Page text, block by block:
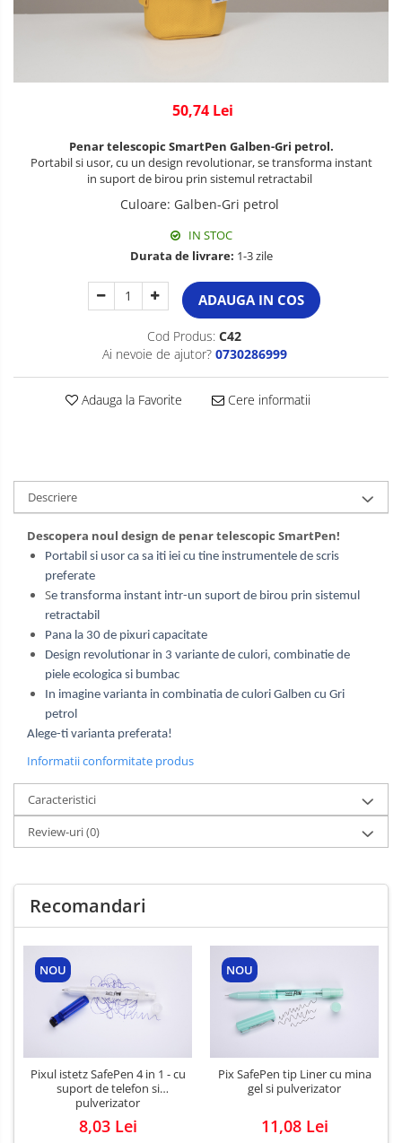
50,74 Lei
Penar telescopic SmartPen Galben-Gri petrol.
Portabil si usor, cu un design revolutionar, se transforma instant
in suport de birou prin sistemul retractabil
Culoare: Galben-Gri petrol
IN STOC
Durata de livrare: 1-3 zile
ADAUGA IN COS
Cod Produs: C42
Ai nevoie de ajutor? 0730286999
Adauga la Favorite Cere informatii
Descriere
Descopera noul design de penar telescopic SmartPen!
Portabil si usor ca sa iti iei cu tine instrumentele de scris
preferate
Se transforma instant intr-un suport de birou prin sistemul
retractabil
Pana la 30 de pixuri capacitate
Design revolutionar in 3 variante de culori, combinatie de
piele ecologica si bumbac
In imagine varianta in combinatia de culori Galben cu Gri
petrol
Alege-ti varianta preferata!
Informatii conformitate produs
Caracteristici
Review-uri(0)
Recomandari
NOU
Pixul istetz SafePen 4 in 1 - cu
suport de telefon si
pulverizator
8,03 Lei
NOU
Pix SafePen tip Liner cu mina
gel si pulverizator
11,08 Lei